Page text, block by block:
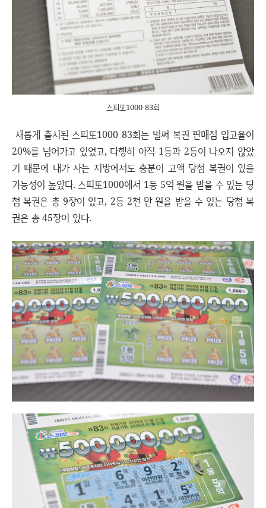
스피또1000 83회
새롭게 출시된 스피또1000 83회는 벌써 복권 판매점 입고율이
20%를 넘어가고 있었고, 다행히 아직 1등과 2등이 나오지 않았
기 때문에 내가 사는 지방에서도 충분이 고액 당첨 복권이 있을
가능성이 높았다. 스피또1000에서 1등 5억 원을 받을 수 있는 당
첨 복권은 총 9장이 있고, 2등 2천 만 원을 받을 수 있는 당첨 복
권은 총 45장이 있다.